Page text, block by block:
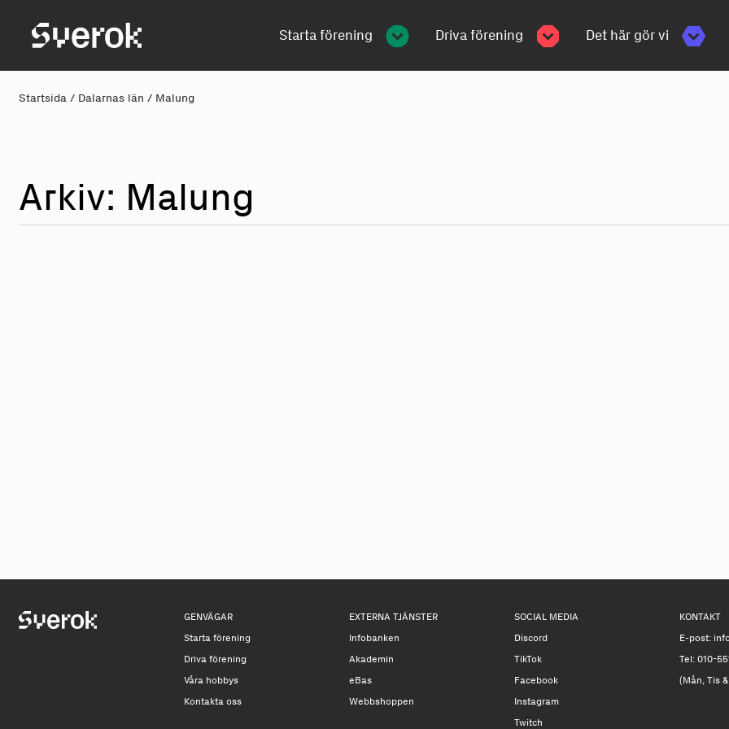
Sverok Starta förening Driva förening Det här gör vi
Startsida / Dalarnas län / Malung
Arkiv: Malung
GENVÄGAR
Starta förening
Driva förening
Våra hobbys
Kontakta oss
EXTERNA TJÄNSTER
Infobanken
Akademin
eBas
Webbshoppen
SOCIAL MEDIA
Discord
TikTok
Facebook
Instagram
Twitch
KONTAKT
E-post:
Tel: 010-
(Mån, Tis